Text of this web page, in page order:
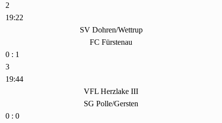
2
19:22
SV Dohren/Wettrup
FC Fürstenau
0 : 1
3
19:44
VFL Herzlake III
SG Polle/Gersten
0 : 0